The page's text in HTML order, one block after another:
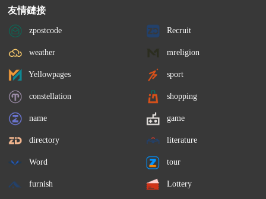
友情鏈接
zpostcode Recruit
weather mreligion
Yellowpages sport
constellation shopping
name game
directory literature
Word tour
furnish Lottery